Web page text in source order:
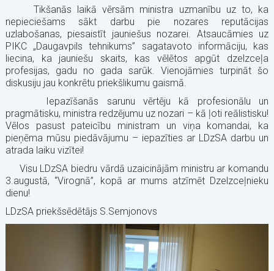
Tikšanās laikā vērsām ministra uzmanību uz to, ka
nepieciešams sākt darbu pie nozares reputācijas
uzlabošanas, piesaistīt jauniešus nozarei. Atsaucāmies uz
PIKC „Daugavpils tehnikums” sagatavoto informāciju, kas
liecina, ka jauniešu skaits, kas vēlētos apgūt dzelzceļa
profesijas, gadu no gada sarūk. Vienojāmies turpināt šo
diskusiju jau konkrētu priekšlikumu gaismā.
Iepazīšanās sarunu vērtēju kā profesionālu un
pragmātisku, ministra redzējumu uz nozari – kā ļoti reālistisku!
Vēlos pasust pateicību ministram un viņa komandai, ka
pieņēma mūsu piedāvājumu – iepazīties ar LDzSA darbu un
atrada laiku vizītei!
Visu LDzSA biedru vārdā uzaicinājām ministru ar komandu
3.augustā, “Virognā”, kopā ar mums atzīmēt Dzelzceļnieku
dienu!
LDzSA priekšsēdētājs S.Semjonovs